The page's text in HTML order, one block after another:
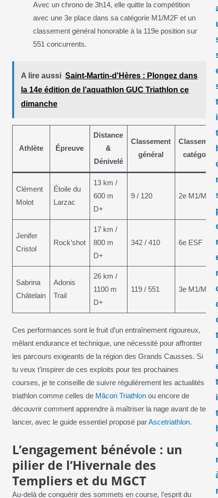
Avec un chrono de 3h14, elle quitte la compétition
avec une 3e place dans sa catégorie M1/M2F et un
classement général honorable à la 119e position sur
551 concurrents.
A lire aussi Saint-Martin-d'Hères : Plongez dans
la 14e édition de l’aquathlon GUC Triathlon ce
dimanche
Athlète Épreuve
Distance
&
Dénivelé
Classement
général
catégorie
Clément
Molot
Étoile du
Larzac
13 km /
600 m
D+
9 / 120 2e M1/M2H
Jenifer
Cristol
Rock’shot
17 km /
800 m
D+
342 / 410 6e ESF
Sabrina
Châtelain
Adonis
Trail
26 km /
1100 m
D+
119 / 551 3e M1/M2F
Ces performances sont le fruit d’un entraînement rigoureux,
mêlant endurance et technique, une nécessité pour affronter
les parcours exigeants de la région des Grands Causses. Si
tu veux t’inspirer de ces exploits pour tes prochaines
courses, je te conseille de suivre régulièrement les actualités
triathlon comme celles de Mâcon Triathlonou encore de
découvrir comment apprendre à maîtriser la nage avant de te
lancer, avec le guide essentiel proposé parAscetriathlon.
L’engagement bénévole : un
pilier de l’Hivernale des
Templiers et du MGCT
Au-delà de conquérir des sommets en course, l’esprit du